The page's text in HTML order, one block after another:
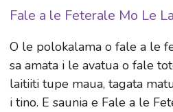
Fale a le Feterale Mo Le
O le polokalama o fale a le
sa amata i le avatua o fale
laitiiti tupe maua, tagata
i tino. E saunia e Fale a le